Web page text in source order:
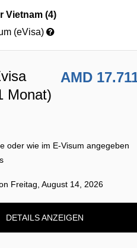
Vietnam (4)
(eVisa)
Monat)
AMD
oder wie im E-Visum angegeben
Freitag, August 14, 2026
DETAILS ANZEIGEN